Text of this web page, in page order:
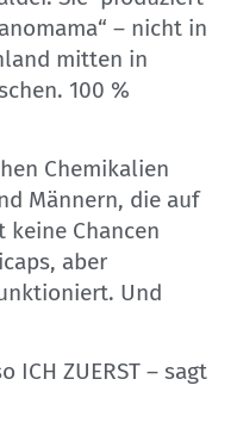
– nicht in
mitten in
100 %
Chemikalien
Männern, die auf
Chancen
aber
Und
ICH ZUERST – sagt